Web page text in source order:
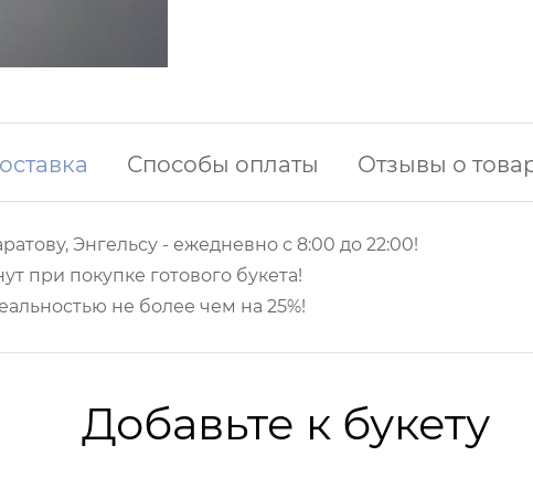
Способы оплаты Отзывы о
Энгельсу - ежедневно с 8:00 до 22:00!
при покупке готового букета!
не более чем на 25%!
Добавьте к букету